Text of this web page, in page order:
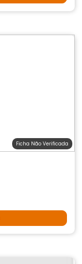
Ficha Não Verificada